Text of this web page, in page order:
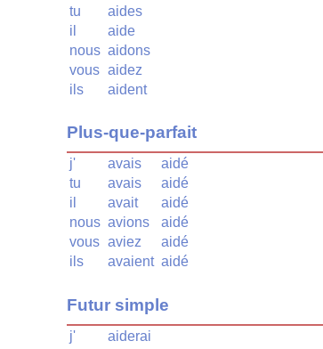
tu
aides
il
aide
nous aidons
vous aidez
ils
aident
Plus-que-parfait
j' avais
aidé
tu
avais
aidé
il
avait
aidé
nous avions
aidé
vous aviez
aidé
ils
avaient aidé
Futur simple
j'
aiderai